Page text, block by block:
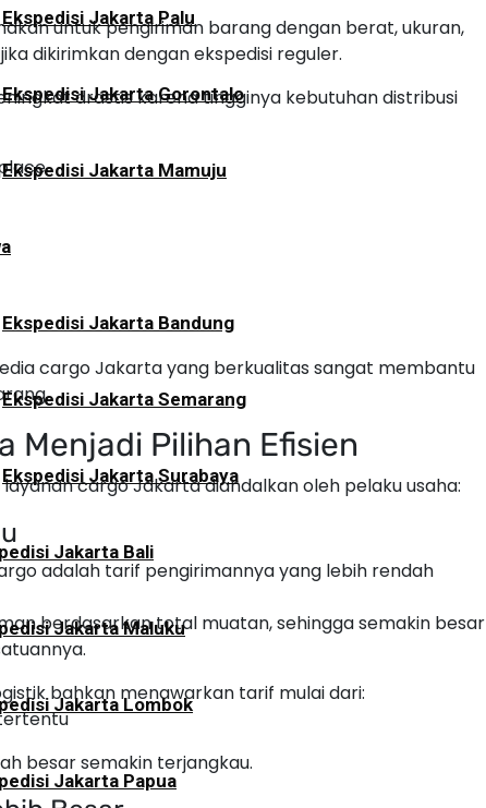
Ekspedisi Jakarta Palu
Ekspedisi Jakarta Gorontalo
Ekspedisi Jakarta Mamuju
Ekspedisi Jakarta Bandung
Ekspedisi Jakarta Semarang
Ekspedisi Jakarta Surabaya
Jakarta Bali
Jakarta Maluku
Jakarta Lombok
Jakarta Papua
untuk pengiriman barang dengan berat, ukuran,
dikirimkan dengan ekspedisi reguler.
drastis karena tingginya kebutuhan distribusi
cargo Jakarta yang berkualitas sangat membantu
Menjadi Pilihan Efisien
cargo Jakarta diandalkan oleh pelaku usaha:
adalah tarif pengirimannya yang lebih rendah
berdasarkan total muatan, sehingga semakin besar
bahkan menawarkan tarif mulai dari:
besar semakin terjangkau.